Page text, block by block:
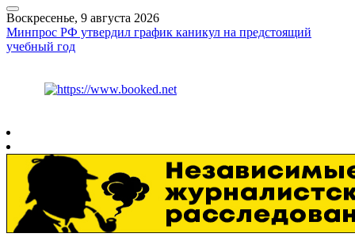
Воскресенье, 9 августа 2026
Минпрос РФ утвердил график каникул на предстоящий
учебный год